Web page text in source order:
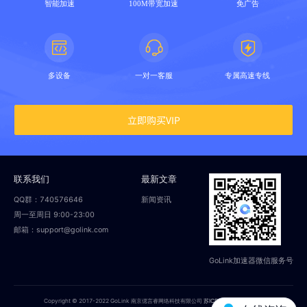
智能加速 100M带宽加速 免广告
多设备 一对一客服 专属高速专线
立即购买VIP
联系我们
QQ群：740576646
周一至周日 9:00-23:00
邮箱：support@golink.com
最新文章
新闻资讯
GoLink加速器微信服务号
Copyright © 2017-2022 GoLink 南京偲言睿网络科技有限公司苏ICP备18014251号-2